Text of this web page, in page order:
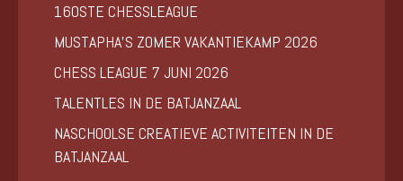
160STE CHESSLEAGUE
MUSTAPHA’S ZOMER VAKANTIEKAMP 2026
CHESS LEAGUE 7 JUNI 2026
TALENTLES IN DE BATJANZAAL
NASCHOOLSE CREATIEVE ACTIVITEITEN IN DE
BATJANZAAL